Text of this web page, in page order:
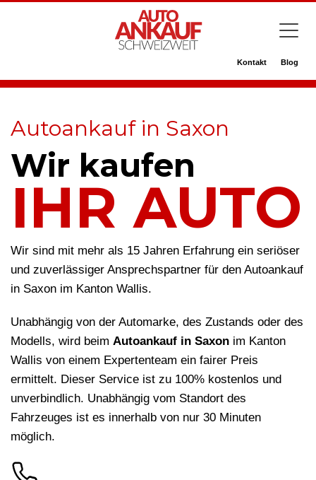
Kontakt Blog
Autoankauf in Saxon
Wir kaufen
IHR AUTO
Wir sind mit mehr als 15 Jahren Erfahrung ein seriöser
und zuverlässiger Ansprechspartner für den Autoankauf
in Saxon im Kanton Wallis.
Unabhängig von der Automarke, des Zustands oder des
Modells, wird beim Autoankauf in Saxon im Kanton
Wallis von einem Expertenteam ein fairer Preis
ermittelt. Dieser Service ist zu 100% kostenlos und
unverbindlich. Unabhängig vom Standort des
Fahrzeuges ist es innerhalb von nur 30 Minuten
möglich.